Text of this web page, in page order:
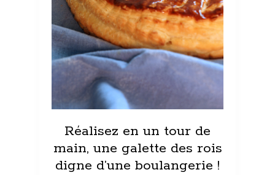
Réalisez en un tour de
main, une galette des rois
digne d’une boulangerie !